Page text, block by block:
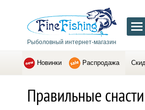
Рыболовный интернет-магазин
Новинки Распродажа
Правильные снасти